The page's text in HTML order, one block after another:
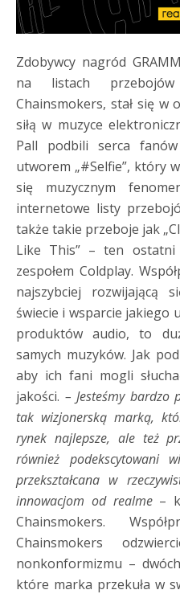
Zdobywcy nagród
na listach
Chainsmokers, stał się w
siłą w muzyce
Pall podbili serca
utworem „#Selfie”, który
się muzycznym
internetowe listy
także takie przeboje jak
Like This” – ten ostatni
zespołem Coldplay.
najszybciej rozwijającą
świecie i wsparcie jakiego
produktów audio, to
samych muzyków. Jak
aby ich fani mogli
jakości. – Jesteśmy bardzo
tak wizjonerską marką,
rynek najlepsze, ale też
również podekscytowani
przekształcana w
innowacjom od realme–
Chainsmokers.
Chainsmokers
nonkonformizmu –
które marka przekuła w